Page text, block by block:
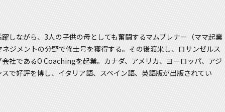
しながら、3人の子供の母としても奮闘するマムプレナー（ママ起業
ジメントの分野で修士号を獲得する。その後渡米し、ロサンゼルス
社であるO Coachingを起業。カナダ、アメリカ、ヨーロッパ、アジ
で好評を博し、イタリア語、スペイン語、英語版が出版されてい